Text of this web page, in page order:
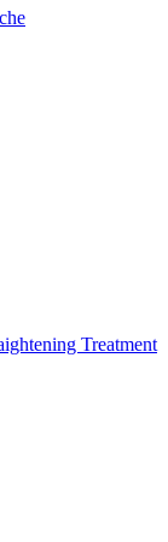
Treatment